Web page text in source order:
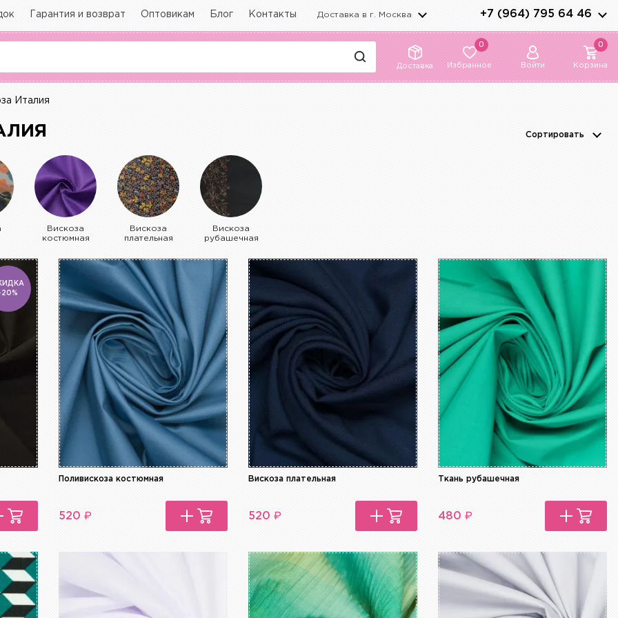
Гарантия и возврат Оптовикам Блог Контакты Доставка в г. Москва +7 (964) 795 64 46
Доставка
0
Избранное Войти
0
Корзина
Италия
Сортировать
Вискоза
костюмная
Вискоза
плательная
Вискоза
рубашечная
20%
Поливискоза костюмная
520₽
Вискоза плательная
520₽
Ткань рубашечная
480₽